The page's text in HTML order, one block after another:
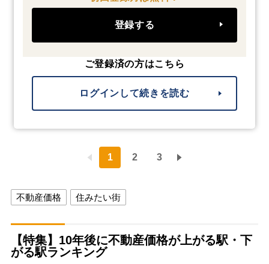
登録する
ご登録済の方はこちら
ログインして続きを読む
1 2 3
不動産価格 住みたい街
【特集】10年後に不動産価格が上がる駅・下
がる駅ランキング